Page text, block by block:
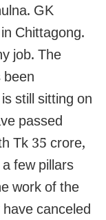
GK
Chittagong.
job. The
still sitting on
passed
Tk 35 crore,
few pillars
work of the
canceled